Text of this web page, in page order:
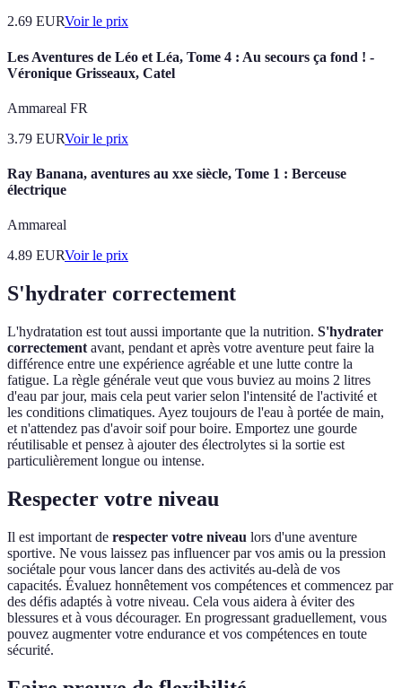
2.69 EURVoir le prix
Les Aventures de Léo et Léa, Tome 4 : Au secours ça fond ! -
Véronique Grisseaux, Catel
Ammareal FR
3.79 EURVoir le prix
Ray Banana, aventures au xxe siècle, Tome 1 : Berceuse
électrique
Ammareal
4.89 EURVoir le prix
S'hydrater correctement
L'hydratation est tout aussi importante que la nutrition. S'hydrater
correctement avant, pendant et après votre aventure peut faire la
différence entre une expérience agréable et une lutte contre la
fatigue. La règle générale veut que vous buviez au moins 2 litres
d'eau par jour, mais cela peut varier selon l'intensité de l'activité et
les conditions climatiques. Ayez toujours de l'eau à portée de main,
et n'attendez pas d'avoir soif pour boire. Emportez une gourde
réutilisable et pensez à ajouter des électrolytes si la sortie est
particulièrement longue ou intense.
Respecter votre niveau
Il est important de respecter votre niveau lors d'une aventure
sportive. Ne vous laissez pas influencer par vos amis ou la pression
sociétale pour vous lancer dans des activités au-delà de vos
capacités. Évaluez honnêtement vos compétences et commencez par
des défis adaptés à votre niveau. Cela vous aidera à éviter des
blessures et à vous décourager. En progressant graduellement, vous
pouvez augmenter votre endurance et vos compétences en toute
sécurité.